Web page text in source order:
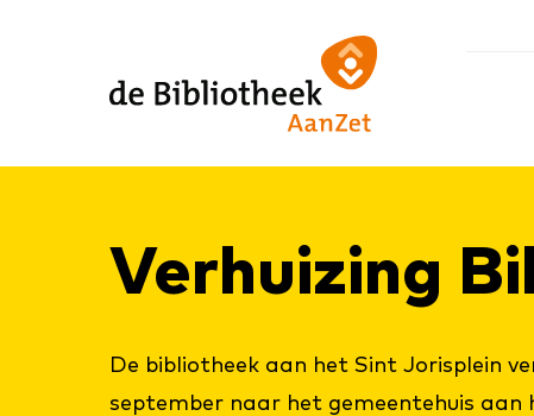
content
footer
naar
homepagina
Ver­hui­zing
De bibliotheek aan het Sint Jorisplein
september naar het gemeentehuis aan